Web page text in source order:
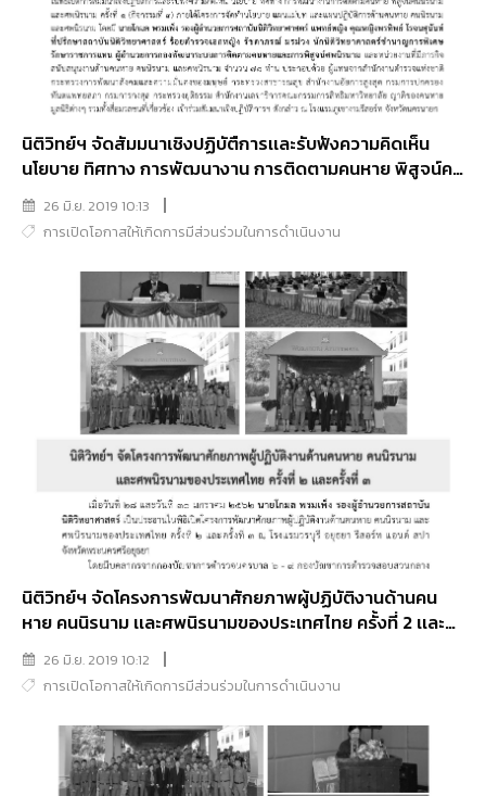
นิติวิทย์ฯ จัดสัมมนาเชิงปฏิบัตืการเเละรับฟังความคิดเห็น
นโยบาย ทิศทาง การพัฒนางาน การติดตามคนหาย พิสูจน์คน
นิรนามเเละศพนิรนาม ครั้งที่ 1 (กิจกรรมที่ 3)
26 มิ.ย. 2019 10:13
การเปิดโอกาสให้เกิดการมีส่วนร่วมในการดำเนินงาน
นิติวิทย์ฯ จัดโครงการพัฒนาศักยภาพผู้ปฏิบัติงานด้านคน
หาย คนนิรนาม เเละศพนิรนามของประเทศไทย ครั้งที่ 2 เเละ
ครั้งที่ 326 มิ.ย. 2019 10:12
การเปิดโอกาสให้เกิดการมีส่วนร่วมในการดำเนินงาน